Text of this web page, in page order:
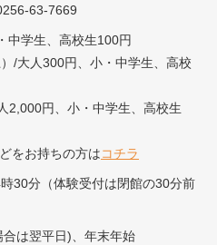
63-7669
中学生、高校生100円
/大人300円、小・中学生、高校
2,000円、小・中学生、高校生
をお持ちの方はコチラ
30分（体験受付は閉館の30分前
合は翌平日)、年末年始